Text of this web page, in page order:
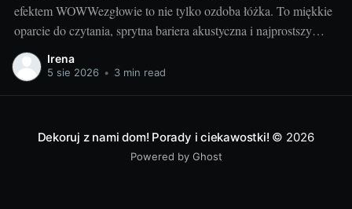
efektem WOWWezgłowie to nie tylko ozdoba łóżka. To miękkie
oparcie do czytania, sprytna bariera akustyczna i najprostszy
sposób na nadanie sypialni charakteru. Projektując je na
zamówienie, decydujesz o wszystkim: formie, wysokości,
Irena
5 sie 2026 • 3 min read
Dekoruj z nami dom! Porady i ciekawostki! © 2026
Powered by Ghost